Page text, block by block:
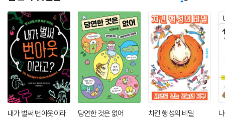
내가 벌써 번아웃이라
당연한 것은 없어 치킨 행성의 비밀